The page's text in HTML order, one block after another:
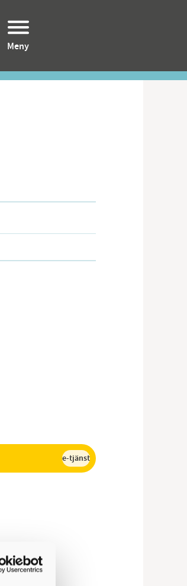
Meny
e-tjänst